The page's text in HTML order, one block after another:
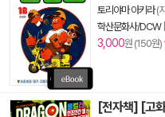
토리야마 아키라(
학산문화사/DCW|
3,000원 (150원)
[전자책] [고